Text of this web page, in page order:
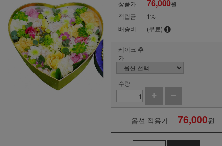
상품가 76,000원
적립금
1%
배송비
(무료)
케이크 추
가
수량
옵션 적용가 76,000원